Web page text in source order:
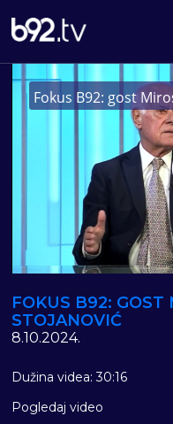
Fokus B92: gost
FOKUS B92: GOST
STOJANOVIĆ
8.10.2024.
Dužina videa: 30:16
Pogledaj video